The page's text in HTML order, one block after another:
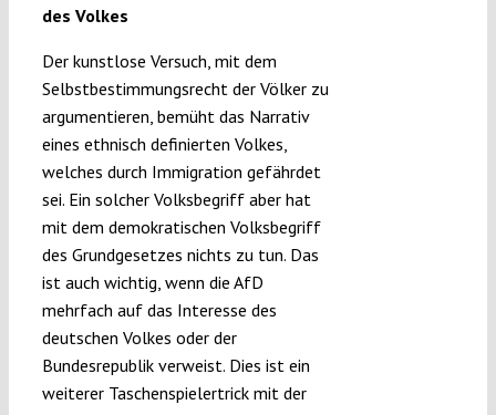
des Volkes
Der kunstlose Versuch, mit dem
Selbstbestimmungsrecht der Völker zu
argumentieren, bemüht das Narrativ
eines ethnisch definierten Volkes,
welches durch Immigration gefährdet
sei. Ein solcher Volksbegriff aber hat
mit dem demokratischen Volksbegriff
des Grundgesetzes nichts zu tun. Das
ist auch wichtig, wenn die AfD
mehrfach auf das Interesse des
deutschen Volkes oder der
Bundesrepublik verweist. Dies ist ein
weiterer Taschenspielertrick mit der